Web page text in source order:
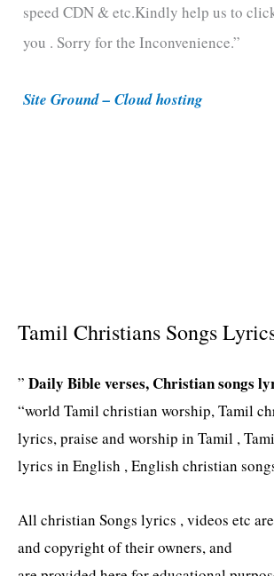
o
r
e
speed CDN & etc.Kindly help us to
you . Sorry for the Inconvenience.”
Site Ground – Cloud hosting
Tamil Christians Songs
” Daily Bible verses, Christian songs
“world Tamil christian worship, Tamil
lyrics, praise and worship in Tamil ,
lyrics in English , English christian
All christian Songs lyrics , videos etc
and copyright of their owners, and